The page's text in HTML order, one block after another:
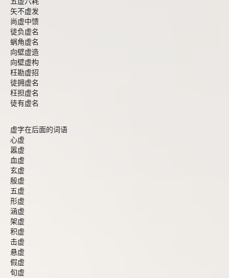
矢不虚发
尚虚中馈
徒负虚名
蜗角虚名
向壁虚造
向壁虚构
枉勘虚招
徒拥虚名
枉担虚名
徒有虚名
虚字在后面的词语
心虚
嚣虚
血虚
玄虚
殷虚
五虚
形虚
涵虚
架虚
积虚
击虚
悬虚
假虚
旬虚